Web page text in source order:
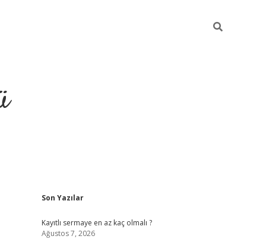
Sidebar
Son Yazılar
Kayıtlı sermaye en az kaç olmalı ?
Ağustos 7, 2026